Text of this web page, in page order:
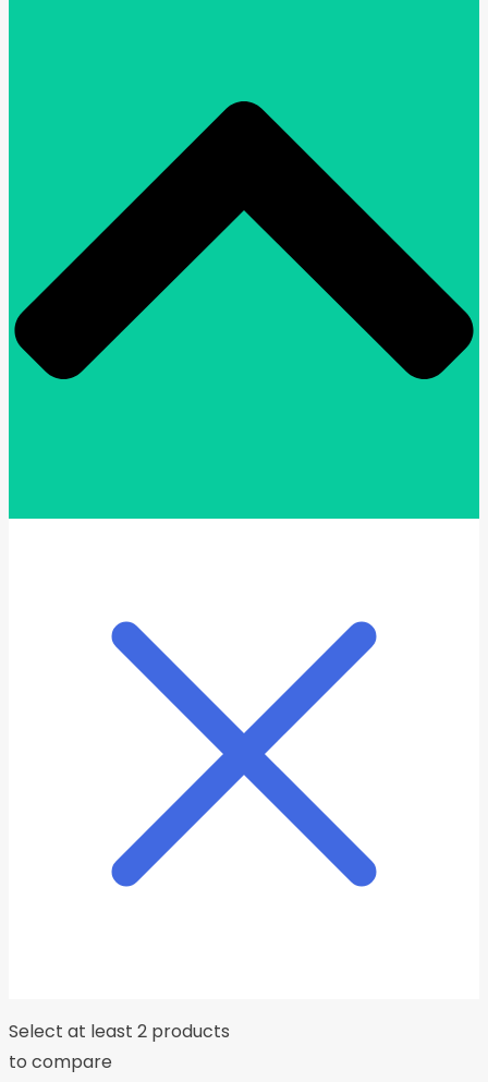
Select at least 2 products
to compare